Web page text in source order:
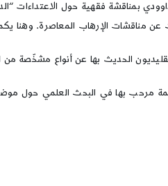
بمناقشة فقهية حول الاعتداءات
مناقشات الإرهاب المعاصرة. وهنا
الحديث بها عن أنواع مشخّصة من
مرحب بها في البحث العلمي حول